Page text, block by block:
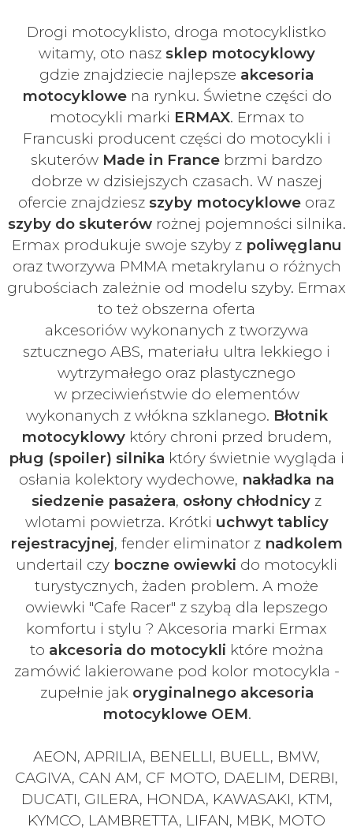
Drogi motocyklisto, droga motocyklistko
witamy, oto nasz sklep motocyklowy
gdzie znajdziecie najlepsze akcesoria
motocyklowena rynku. Świetne części do
motocykli marki ERMAX. Ermax to
Francuski producent części do motocykli i
skuterów Made in France brzmi bardzo
dobrze w dzisiejszych czasach. W naszej
ofercie znajdziesz szyby motocyklowe oraz
szyby do skuterówrożnej pojemności silnika.
Ermax produkuje swoje szyby z poliwęglanu
oraz tworzywa PMMA metakrylanu o różnych
grubościach zależnie od modelu szyby. Ermax
to też obszerna oferta
akcesoriów wykonanych z tworzywa
sztucznego ABS, materiału ultra lekkiego i
wytrzymałego oraz plastycznego
w przeciwieństwie do elementów
wykonanych z włókna szklanego. Błotnik
motocyklowy który chroni przed brudem,
pług (spoiler) silnika który świetnie wygląda i
osłania kolektory wydechowe, nakładka na
siedzenie pasażera, osłony chłodnicy z
wlotami powietrza. Krótki uchwyt tablicy
rejestracyjnej, fender eliminator z nadkolem
undertail czy boczne owiewki do motocykli
turystycznych, żaden problem. A może
owiewki "Cafe Racer" z szybą dla lepszego
komfortu i stylu ? Akcesoria marki Ermax
to akcesoria do motocykli które można
zamówić lakierowane pod kolor motocykla -
zupełnie jak oryginalnego akcesoria
motocyklowe OEM.
AEON, APRILIA, BENELLI, BUELL, BMW,
CAGIVA, CAN AM, CF MOTO, DAELIM, DERBI,
DUCATI, GILERA, HONDA, KAWASAKI, KTM,
KYMCO, LAMBRETTA, LIFAN, MBK, MOTO